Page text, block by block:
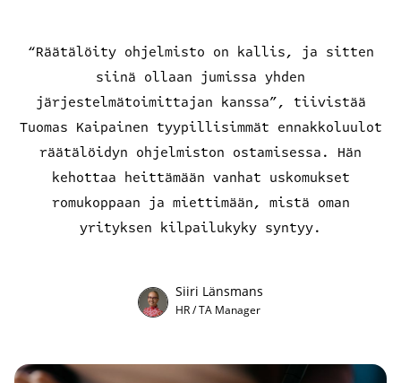
Työpaikat
Ota yhteyttä
EN
“Räätälöity ohjelmisto on kallis, ja sitten
siinä ollaan jumissa yhden
järjestelmätoimittajan kanssa”, tiivistää
Tuomas Kaipainen tyypillisimmät ennakkoluulot
räätälöidyn ohjelmiston ostamisessa. Hän
kehottaa heittämään vanhat uskomukset
romukoppaan ja miettimään, mistä oman
yrityksen kilpailukyky syntyy.
Siiri Länsmans
HR / TA Manager